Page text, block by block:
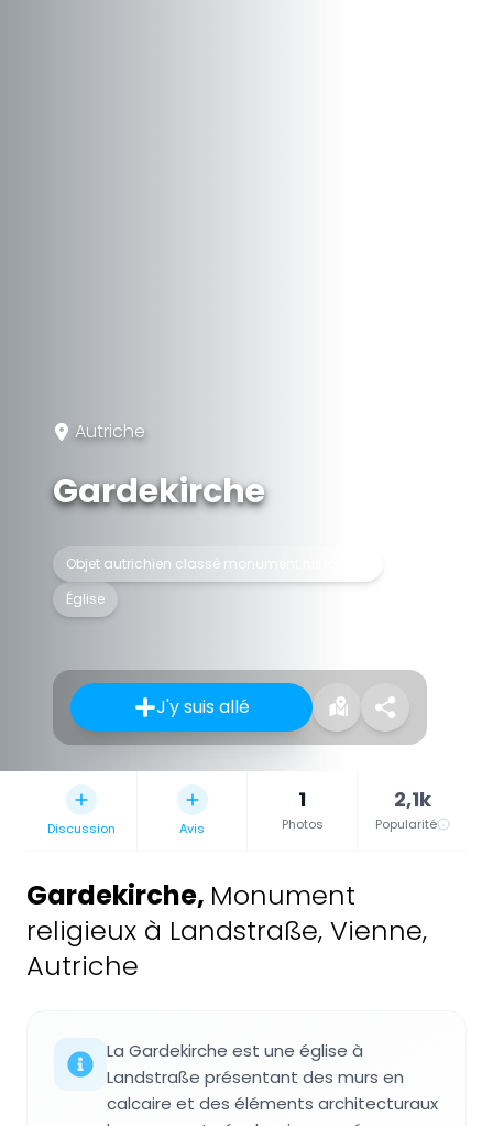
Autriche
Gardekirche
Objet autrichien classé monument historique
Église
J'y suis allé
Discussion Avis
1
Photos
2,1k
Popularité
Gardekirche, Monument
religieux à Landstraße, Vienne,
Autriche
La Gardekirche est une église à
Landstraße présentant des murs en
calcaire et des éléments architecturaux